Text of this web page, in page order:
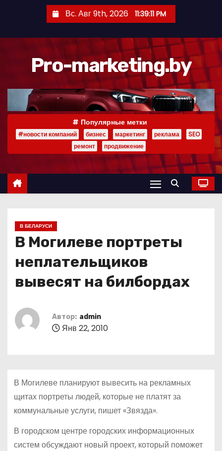
р
Вс. Авг 9th, 2026 11:39:12 PM
Pro-marketing.by
Популярные метки
#новости компаний бизнес маркетинг реклама
SEO
ремонт
продвижение
В БЕЛАРУСИ
В Могилеве портреты
неплательщиков
вывесят на билбордах
Автор: admin
Янв 22, 2010
В Могилеве планируют вывесить на рекламных
щитах портреты людей, которые не платят за
коммунальные услуги, пишет «Звязда».
В городском центре городских информационных
систем обсуждают новый проект, который поможет